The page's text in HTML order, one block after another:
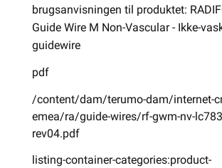
brugsanvisningen til produktet:
Guide Wire M Non-Vascular - Ikke-
guidewire
pdf
/content/dam/terumo-dam/internet-
emea/ra/guide-wires/rf-gwm-nv-
rev04.pdf
listing-container-categories:product-